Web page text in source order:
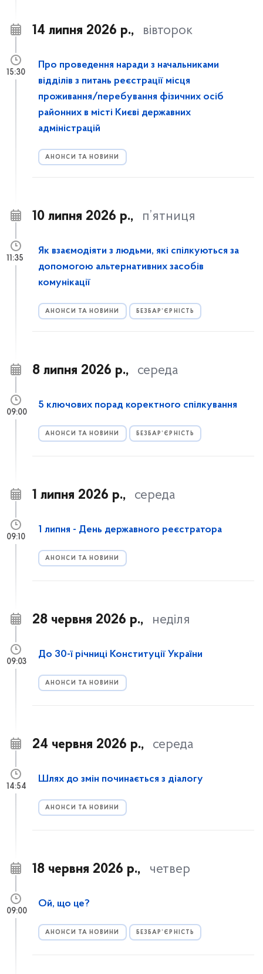
14 липня 2026 р., вівторок
Про проведення наради з начальниками
відділів з питань реєстрації місця
проживання/перебування фізичних осіб
районних в місті Києві державних
адміністрацій
АНОНСИ ТА НОВИНИ
15:30
10 липня 2026 р., п’ятниця
Як взаємодіяти з людьми, які спілкуються за
допомогою альтернативних засобів
комунікації
АНОНСИ ТА НОВИНИ БЕЗБАР’ЄРНІСТЬ
11:35
8 липня 2026 р., середа
5 ключових порад коректного спілкування
АНОНСИ ТА НОВИНИ БЕЗБАР’ЄРНІСТЬ
09:00
1 липня 2026 р., середа
1 липня - День державного реєстратора
АНОНСИ ТА НОВИНИ
09:10
28 червня 2026 р., неділя
До 30-ї річниці Конституції України
АНОНСИ ТА НОВИНИ
09:03
24 червня 2026 р., середа
Шлях до змін починається з діалогу
АНОНСИ ТА НОВИНИ
14:54
18 червня 2026 р., четвер
Ой, що це?
АНОНСИ ТА НОВИНИ БЕЗБАР’ЄРНІСТЬ
09:00